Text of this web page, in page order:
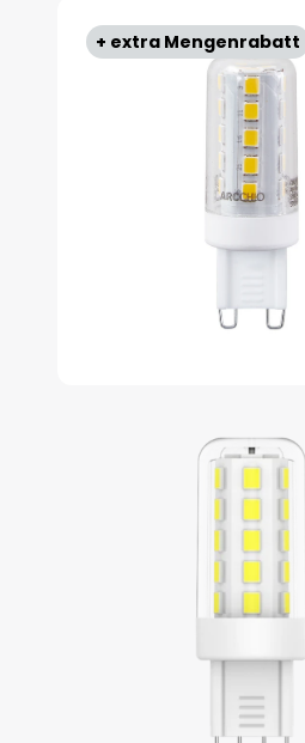
+ extra Mengenrabatt
Ende